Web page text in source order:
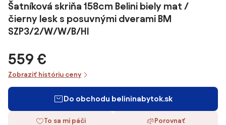
Šatníková skriňa 158cm Belini biely mat /
čierny lesk s posuvnými dverami BM
SZP3/2/W/W/B/HI
559 €
Zobraziť históriu ceny
Do obchodu belininabytok.sk
To sa mi páči Porovnať